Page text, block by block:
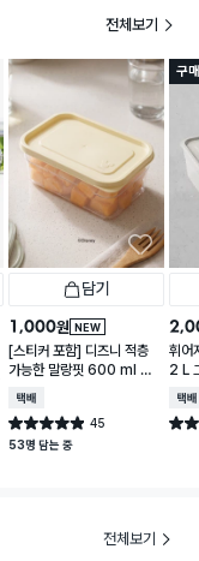
전체보기
담기
NEW
1,000원
[스티커 포함] 디즈니 적층
가능한 말랑핏 600 ml 아
택배배송
별점 4.9점 45
건 작성
53명 담는 중
구
휘어
2 L
택배
별점
전체보기